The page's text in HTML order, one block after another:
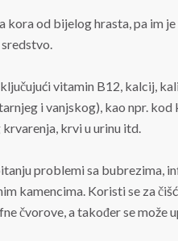
od bijelog hrasta, pa im
vitamin B12, kalcij,
i vanjskog), kao npr. kod
krvi u urinu itd.
problemi sa bubrezima,
kamencima. Koristi se za
čvorove, a također se može